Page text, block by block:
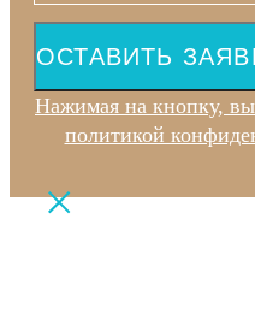
ОСТАВИТЬ
Нажимая на кнопку, вы
политикой